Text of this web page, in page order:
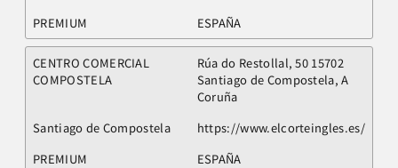
PREMIUM ESPAÑA
CENTRO COMERCIAL
COMPOSTELA
Rúa do Restollal, 50 15702
Santiago de Compostela, A
Coruña
Santiago de Compostela
https://www.elcorteingles.es/
PREMIUM
ESPAÑA